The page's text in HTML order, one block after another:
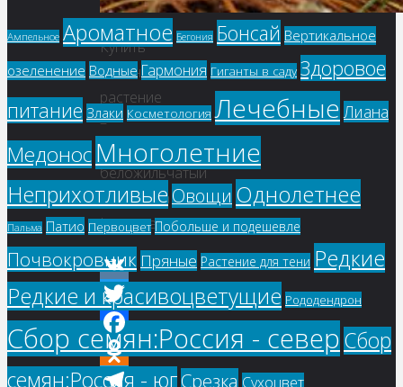
Купить
семена,
растение
–
Молочай
беложильчатый
(Euphorbia
Leuconeura)
VK
Twitter
Facebook
Odnoklassniki
Ампельное Ароматное Бегония Бонсай Вертикальное
озеленение Водные Гармония Гиганты в саду Здоровое
питание Злаки Косметология Лечебные Лиана
МедоносМноголетние
Неприхотливые Овощи Однолетнее
Пальма Патио Первоцвет Побольше и подешевле
Почвокровник Пряные Растение для тени Редкие
Редкие и красивоцветущие Рододендрон
Сбор семян:Россия - северСбор
семян:Россия - югСрезка Сухоцвет